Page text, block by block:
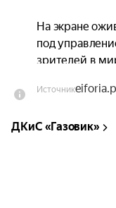
На экране
под
зрителей в
Патрика
Источник
ДКиС «Газовик»